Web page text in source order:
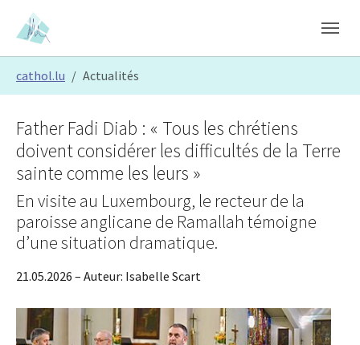
Skip to main content
Skip to page footer
cathol.lu Actualités
Show larger versionShow larger versionShow larger version
Father Fadi Diab : « Tous les chrétiens
doivent considérer les difficultés de la Terre
sainte comme les leurs »
En visite au Luxembourg, le recteur de la
paroisse anglicane de Ramallah témoigne
d’une situation dramatique.
21.05.2026 – Auteur: Isabelle Scart